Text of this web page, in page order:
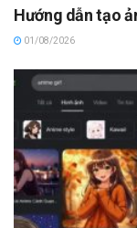
Hướng dẫn tạo
01/08/2026